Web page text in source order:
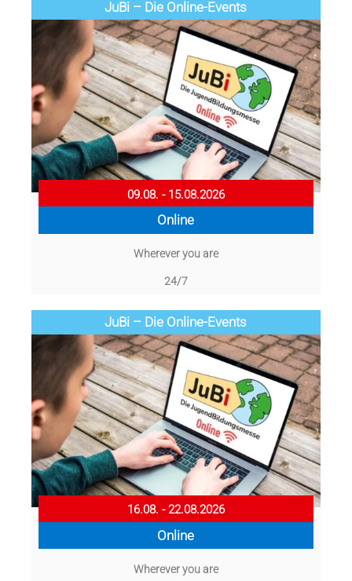
JuBi – Die Online-Events
09.08. - 15.08.2026
Online
Wherever you are
24/7
JuBi – Die Online-Events
16.08. - 22.08.2026
Online
Wherever you are